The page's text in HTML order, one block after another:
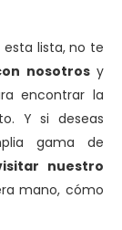
lista, no te
nosotrosy
encontrar la
Y si deseas
gama de
nuestro
mano, cómo